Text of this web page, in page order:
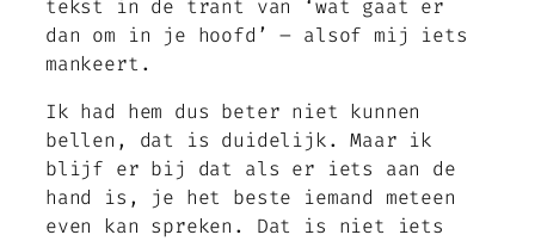
tekst in de trant van ‘wat gaat er
dan om in je hoofd’ – alsof mij iets
mankeert.
Ik had hem dus beter niet kunnen
bellen, dat is duidelijk. Maar ik
blijf er bij dat als er iets aan de
hand is, je het beste iemand meteen
even kan spreken. Dat is niet iets